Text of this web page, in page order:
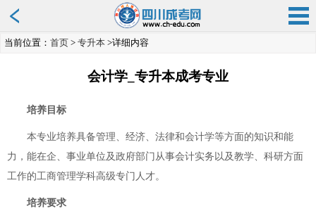
当前位置： 首页 > 专升本 >详细内容
会计学_专升本成考专业
培养目标
本专业培养具备管理、经济、法律和会计学等方面的知识和能
力，能在企、事业单位及政府部门从事会计实务以及教学、科研方面
工作的工商管理学科高级专门人才。
培养要求